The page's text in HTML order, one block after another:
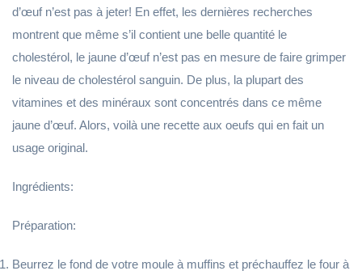
d’œuf n’est pas à jeter! En effet, les dernières recherches
montrent que même s’il contient une belle quantité le
cholestérol, le jaune d’œuf n’est pas en mesure de faire grimper
le niveau de cholestérol sanguin. De plus, la plupart des
vitamines et des minéraux sont concentrés dans ce même
jaune d’œuf. Alors, voilà une recette aux oeufs qui en fait un
usage original.
Ingrédients:
Préparation:
Beurrez le fond de votre moule à muffins et préchauffez le four à